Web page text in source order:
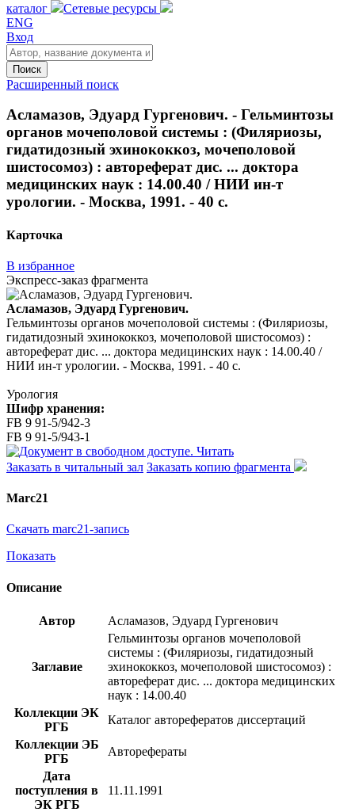
каталог
Сетевые ресурсы
ENG
Вход
Поиск
Расширенный поиск
Асламазов, Эдуард Гургенович. - Гельминтозы
органов мочеполовой системы : (Филяриозы,
гидатидозный эхинококкоз, мочеполовой
шистосомоз) : автореферат дис. ... доктора
медицинских наук : 14.00.40 / НИИ ин-т
урологии. - Москва, 1991. - 40 с.
Карточка
В избранное
Экспресс-заказ фрагмента
Асламазов, Эдуард Гургенович.
Гельминтозы органов мочеполовой системы : (Филяриозы,
гидатидозный эхинококкоз, мочеполовой шистосомоз) :
автореферат дис. ... доктора медицинских наук : 14.00.40 /
НИИ ин-т урологии. - Москва, 1991. - 40 с.
Урология
Шифр хранения:
FB 9 91-5/942-3
FB 9 91-5/943-1
Читать
Заказать в читальный зал Заказать копию фрагмента
Marc21
Скачать marc21-запись
Показать
Описание
Автор Асламазов, Эдуард Гургенович
Заглавие
Гельминтозы органов мочеполовой
системы : (Филяриозы, гидатидозный
эхинококкоз, мочеполовой шистосомоз) :
автореферат дис. ... доктора медицинских
наук : 14.00.40
Коллекции ЭК
РГБ
Каталог авторефератов диссертаций
Коллекции ЭБ
РГБ
Авторефераты
Дата
поступления в
ЭК РГБ
11.11.1991